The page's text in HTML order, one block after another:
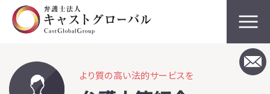
より質の高い法的サービスを